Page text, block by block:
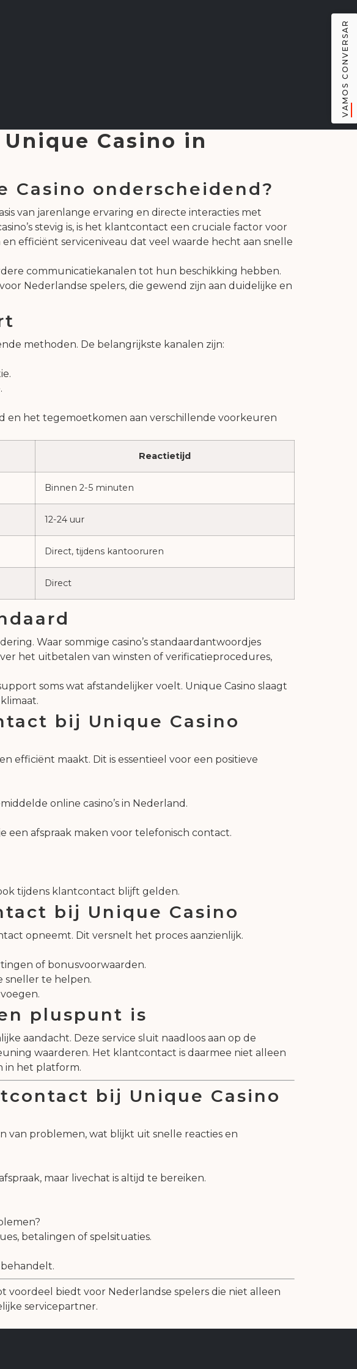
Casino in
onderscheidend?
van jarenlange ervaring en directe interacties met
stevig is, is het klantcontact een cruciale factor voor
efficiënt serviceniveau dat veel waarde hecht aan snelle
communicatiekanalen tot hun beschikking hebben.
Nederlandse spelers, die gewend zijn aan duidelijke en
methoden. De belangrijkste kanalen zijn:
en het tegemoetkomen aan verschillende voorkeuren
Reactietijd
Binnen 2-5 minuten
12-24 uur
Direct, tijdens kantooruren
Direct
Waar sommige casino’s standaardantwoordjes
het uitbetalen van winsten of verificatieprocedures,
soms wat afstandelijker voelt. Unique Casino slaagt
bij Unique Casino
efficiënt maakt. Dit is essentieel voor een positieve
online casino’s in Nederland.
een afspraak maken voor telefonisch contact.
tijdens klantcontact blijft gelden.
bij Unique Casino
opneemt. Dit versnelt het proces aanzienlijk.
of bonusvoorwaarden.
sneller te helpen.
pluspunt is
aandacht. Deze service sluit naadloos aan op de
waarderen. Het klantcontact is daarmee niet alleen
in het platform.
bij Unique Casino
van problemen, wat blijkt uit snelle reacties en
maar livechat is altijd te bereiken.
betalingen of spelsituaties.
biedt voor Nederlandse spelers die niet alleen
servicepartner.
VAMOS CONVERSAR